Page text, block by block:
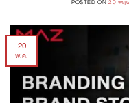
POSTED ON 20 พฤ
20
พ.ค.